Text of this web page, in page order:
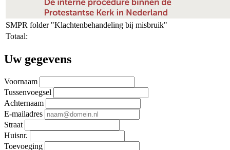
SMPR folder "Klachtenbehandeling bij misbruik"
Totaal:
Uw gegevens
Voornaam
Tussenvoegsel
Achternaam
E-mailadres
Straat
Huisnr.
Toevoeging